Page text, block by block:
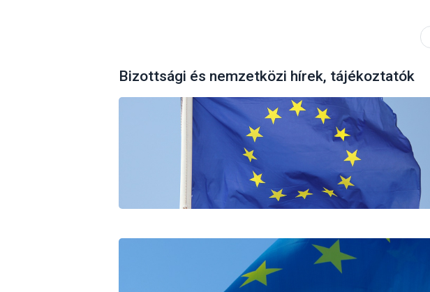
Bizottsági és nemzetközi hírek, tájékoztatók